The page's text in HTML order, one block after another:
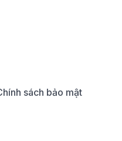
sách bảo mật